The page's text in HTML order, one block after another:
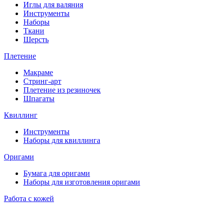
Иглы для валяния
Инструменты
Наборы
Ткани
Шерсть
Плетение
Макраме
Стринг-арт
Плетение из резиночек
Шпагаты
Квиллинг
Инструменты
Наборы для квиллинга
Оригами
Бумага для оригами
Наборы для изготовления оригами
Работа с кожей